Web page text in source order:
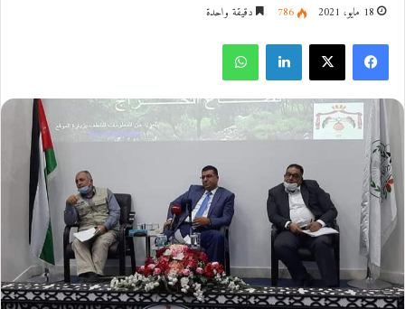
18 مايو، 2021 786 دقيقة واحدة
فيسبوك